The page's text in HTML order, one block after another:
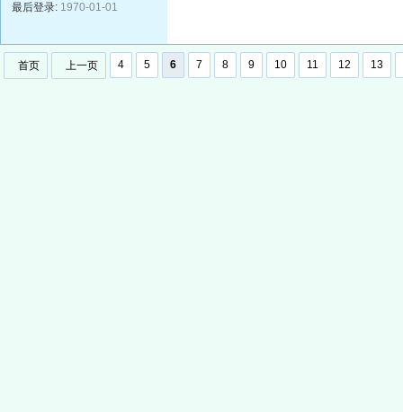
最后登录: 1970-01-01
首页 上一页 4 5 6 7 8 9 10 11 12 13